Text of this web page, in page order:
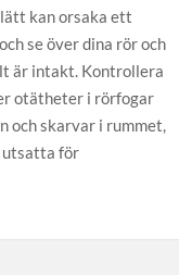
kan orsaka ett
se över dina rör och
är intakt. Kontrollera
otätheter i rörfogar
och skarvar i rummet,
utsatta för